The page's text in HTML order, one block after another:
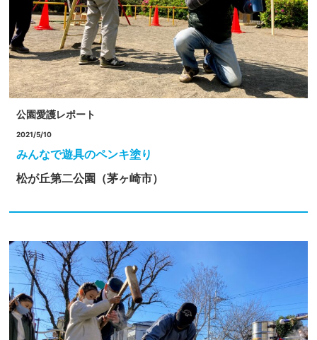
公園愛護レポート
2021/5/10
みんなで遊具のペンキ塗り
松が丘第二公園（茅ヶ崎市）